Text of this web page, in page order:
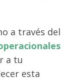
a través del
a tu
esta